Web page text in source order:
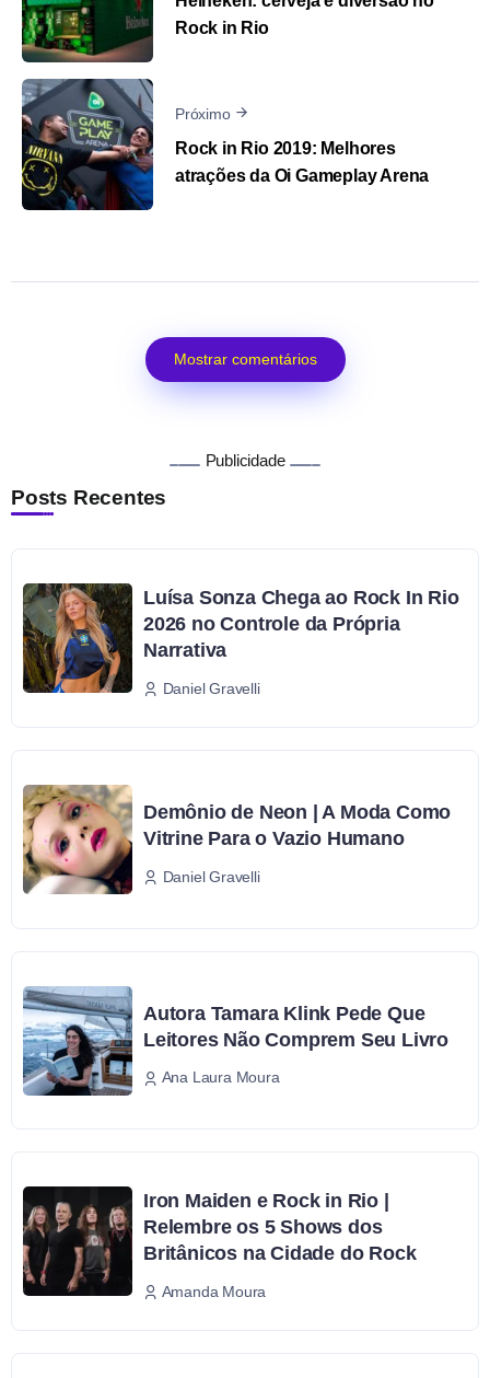
Rock in Rio
Próximo
Rock in Rio 2019: Melhores
atrações da Oi Gameplay Arena
Mostrar comentários
Publicidade
Posts Recentes
Luísa Sonza Chega ao Rock In Rio
2026 no Controle da Própria
Narrativa
Daniel Gravelli
Demônio de Neon | A Moda Como
Vitrine Para o Vazio Humano
Daniel Gravelli
Autora Tamara Klink Pede Que
Leitores Não Comprem Seu Livro
Ana Laura Moura
Iron Maiden e Rock in Rio |
Relembre os 5 Shows dos
Britânicos na Cidade do Rock
Amanda Moura